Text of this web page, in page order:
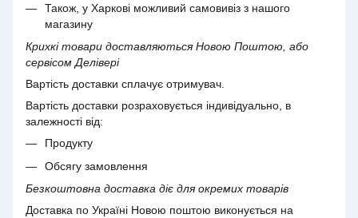
Також, у Харкові можливий самовивіз з нашого
магазину
Крихкі товари доставляються Новою Поштою, або
сервісом Делівері
Вартість доставки сплачує отримувач.
Вартість доставки розраховується індивідуально, в
залежності від:
Продукту
Обсягу замовлення
Безкоштовна доставка діє для окремих товарів
Доставка по Україні Новою поштою виконується на